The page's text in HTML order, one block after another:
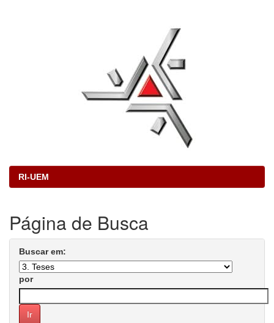
RI-UEM
Página de Busca
Buscar em:
por